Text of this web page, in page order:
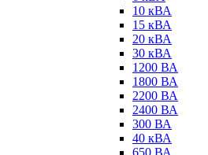
10 кВА
15 кВА
20 кВА
30 кВА
1200 ВА
1800 ВА
2200 ВА
2400 ВА
300 ВА
40 кВА
650 ВА